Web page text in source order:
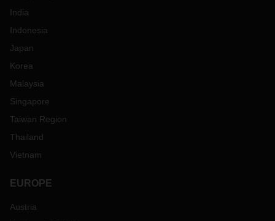
India
Indonesia
Japan
Korea
Malaysia
Singapore
Taiwan Region
Thailand
Vietnam
EUROPE
Austria